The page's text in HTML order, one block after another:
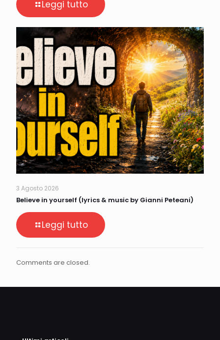
Leggi tutto
3 Agosto 2026
Believe in yourself (lyrics & music by Gianni Peteani)
Leggi tutto
Comments are closed.